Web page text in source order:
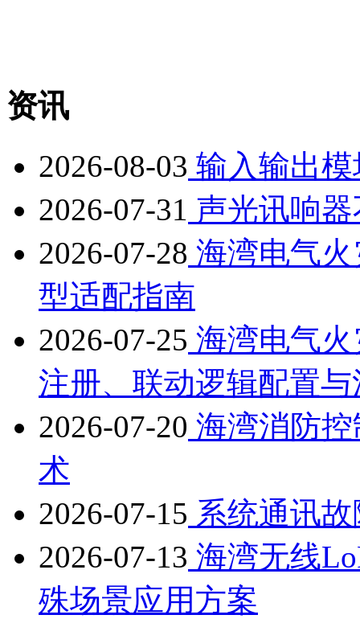
资讯
2026-08-03 输入输出
2026-07-31 声光讯响
2026-07-28 海湾电气
型适配指南
2026-07-25 海湾电气
注册、联动逻辑配置
2026-07-20 海湾消防
术
2026-07-15 系统通讯
2026-07-13 海湾无线
殊场景应用方案